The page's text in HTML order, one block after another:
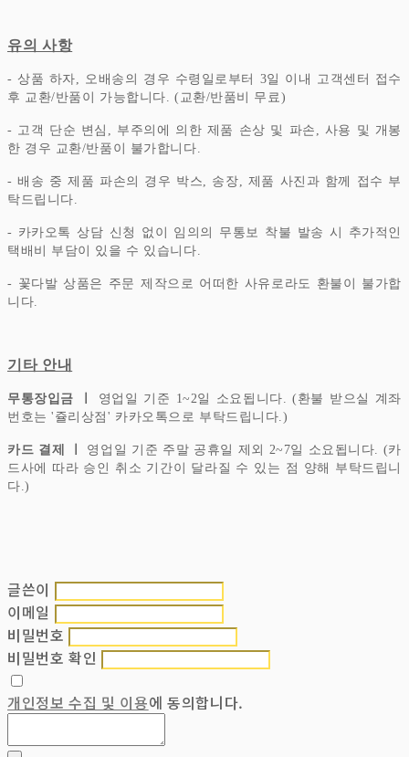
유의 사항
- 상품 하자, 오배송의 경우 수령일로부터 3일 이내 고객센터 접수
후 교환/반품이 가능합니다. (교환/반품비 무료)
- 고객 단순 변심, 부주의에 의한 제품 손상 및 파손, 사용 및 개봉
한 경우 교환/반품이 불가합니다.
- 배송 중 제품 파손의 경우 박스, 송장, 제품 사진과 함께 접수 부
탁드립니다.
- 카카오톡 상담 신청 없이 임의의 무통보 착불 발송 시 추가적인
택배비 부담이 있을 수 있습니다.
- 꽃다발 상품은 주문 제작으로 어떠한 사유로라도 환불이 불가합
니다.
기타 안내
무통장입금 ㅣ 영업일 기준 1~2일 소요됩니다. (환불 받으실 계좌
번호는 '쥴리상점' 카카오톡으로 부탁드립니다.)
카드 결제 ㅣ 영업일 기준 주말 공휴일 제외 2~7일 소요됩니다. (카
드사에 따라 승인 취소 기간이 달라질 수 있는 점 양해 부탁드립니
다.)
글쓴이
이메일
비밀번호
비밀번호 확인
개인정보 수집 및 이용에 동의합니다.